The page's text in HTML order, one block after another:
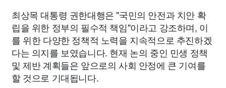
최상목 대통령 권한대행은 "국민의 안전과 치안 확
립을 위한 정부의 필수적 책임"이라고 강조하며, 이
를 위한 다양한 정책적 노력을 지속적으로 추진하겠
다는 의지를 보였습니다. 현재 논의 중인 민생 정책
및 제반 계획들은 앞으로의 사회 안정에 큰 기여를
할 것으로 기대됩니다.